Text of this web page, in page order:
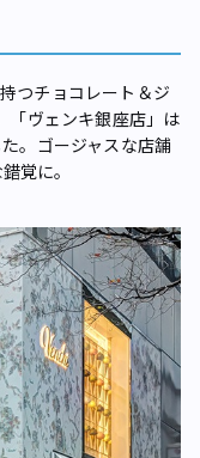
つチョコレート＆ジ
「ヴェンキ銀座店」は
。ゴージャスな店舗
覚に。